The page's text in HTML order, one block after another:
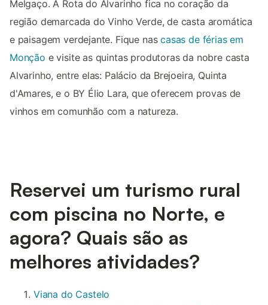
Melgaço. A Rota do Alvarinho fica no coração da
região demarcada do Vinho Verde, de casta aromática
e paisagem verdejante. Fique nascasas de férias em
Monção e visite as quintas produtoras da nobre casta
Alvarinho, entre elas: Palácio da Brejoeira, Quinta
d'Amares, e o BY Élio Lara, que oferecem provas de
vinhos em comunhão com a natureza.
Reservei um turismo rural
com piscina no Norte, e
agora? Quais são as
melhores atividades?
Viana do Castelo